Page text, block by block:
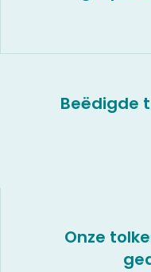
Beëdigde
Onze